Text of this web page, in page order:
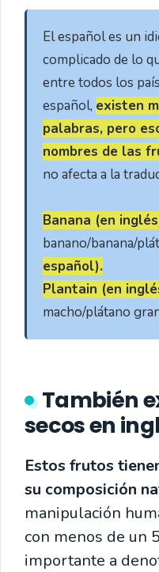
El español es un
complicado de lo
entre todos los
español, existen
palabras, pero
nombres de las
no afecta a la
Banana (en
banano/banana/
español).
Plantain (en
macho/plátano
También
secos en
Estos frutos
su composición
manipulación
con menos de un
importante a